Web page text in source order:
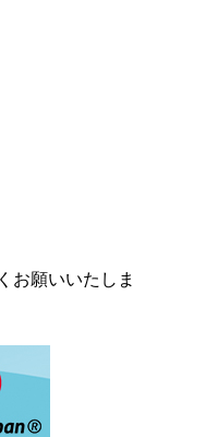
お願いいたしま